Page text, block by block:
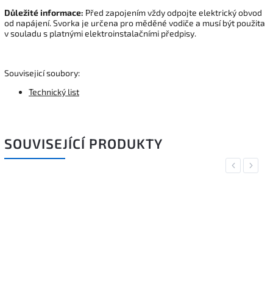
Důležité informace: Před zapojením vždy odpojte elektrický obvod
od napájení. Svorka je určena pro měděné vodiče a musí být použita
v souladu s platnými elektroinstalačními předpisy.
Souvisejicí soubory:
Technický list
SOUVISEJÍCÍ PRODUKTY
Previous
Next